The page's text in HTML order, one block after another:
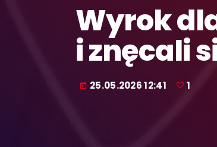
Wyrok
i znęcali
today 25.05.2026 12:41 1